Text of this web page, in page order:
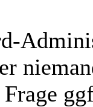
Frage